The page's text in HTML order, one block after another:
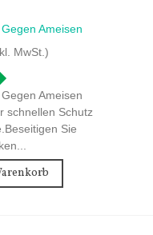
Ameisen
10 Stück
MwSt.)
Ameisen
schnellen Schutz
Sie